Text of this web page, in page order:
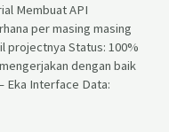
Membuat API
per masing masing
projectnya Status: 100%
dengan baik
Eka Interface Data: